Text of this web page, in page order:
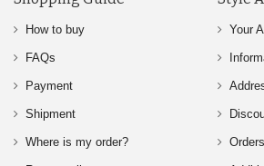
How to buy
FAQs
Payment
Shipment
Where is my order?
Your